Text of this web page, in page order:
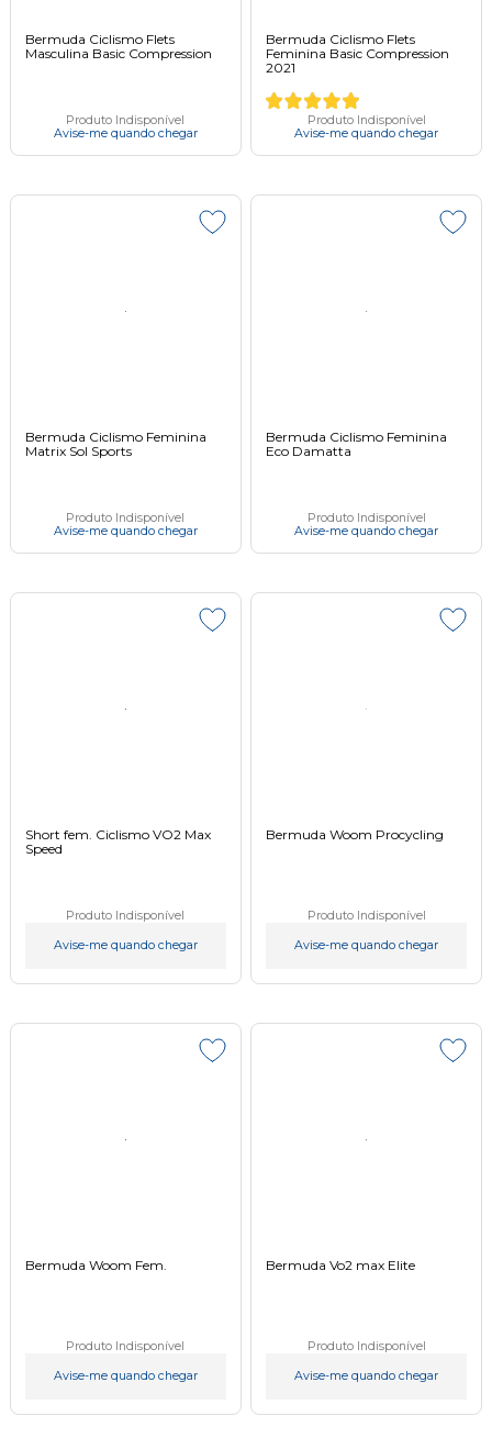
Bermuda Ciclismo Flets
Masculina Basic Compression
Produto Indisponível
Avise-me quando chegar
Bermuda Ciclismo Flets
Feminina Basic Compression
2021
Produto Indisponível
Avise-me quando chegar
Bermuda Ciclismo Feminina
Matrix Sol Sports
Produto Indisponível
Avise-me quando chegar
Bermuda Ciclismo Feminina
Eco Damatta
Produto Indisponível
Avise-me quando chegar
Short fem. Ciclismo VO2 Max
Speed
Produto Indisponível
Avise-me quando chegar
Bermuda Woom Procycling
Produto Indisponível
Avise-me quando chegar
Bermuda Woom Fem.
Produto Indisponível
Avise-me quando chegar
Bermuda Vo2 max Elite
Produto Indisponível
Avise-me quando chegar